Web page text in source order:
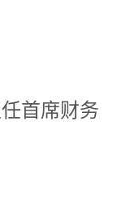
任首席财务